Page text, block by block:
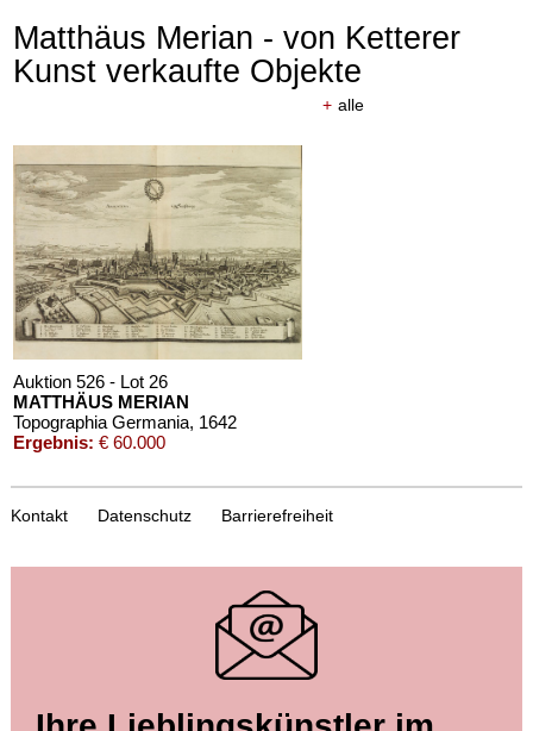
Matthäus Merian - von Ketterer
Kunst verkaufte Objekte
+ alle
Auktion 526 - Lot 26
MATTHÄUS MERIAN
Topographia Germania, 1642
Ergebnis: € 60.000
MATTHÄUS (D.Ä.) MERIAN
Kontakt Datenschutz Barrierefreiheit